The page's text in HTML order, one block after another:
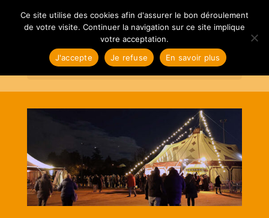
Sélectionner une page
Ce site utilise des cookies afin d'assurer le bon déroulement
de votre visite. Continuer la navigation sur ce site implique
votre acceptation.
J'accepte
Je refuse En savoir plus